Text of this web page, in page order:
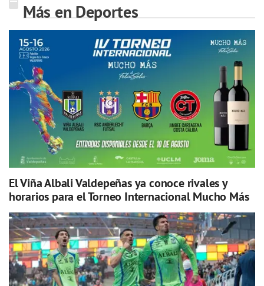
Más en Deportes
El Viña Albali Valdepeñas ya conoce rivales y
horarios para el Torneo Internacional Mucho Más